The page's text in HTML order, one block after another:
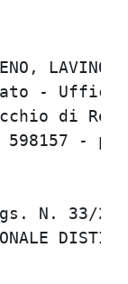
LAVINO
-
di
-
N. 33/